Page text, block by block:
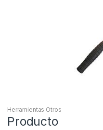
Herramientas Otros
Producto